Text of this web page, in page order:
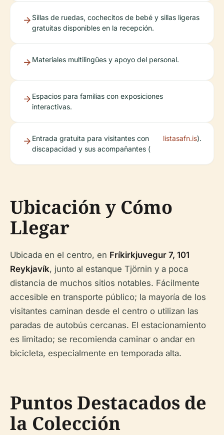
Sillas de ruedas, cochecitos de bebé y sillas ligeras
gratuitas disponibles en la recepción.
Materiales multilingües y apoyo del personal.
Espacios para familias con exposiciones
interactivas.
Entrada gratuita para visitantes con
discapacidad y sus acompañantes (
listasafn.is).
Ubicación y Cómo
Llegar
Ubicada en el centro, en Fríkirkjuvegur 7, 101
Reykjavík, junto al estanque Tjörnin y a poca
distancia de muchos sitios notables. Fácilmente
accesible en transporte público; la mayoría de los
visitantes caminan desde el centro o utilizan las
paradas de autobús cercanas. El estacionamiento
es limitado; se recomienda caminar o andar en
bicicleta, especialmente en temporada alta.
Puntos Destacados de
la Colección